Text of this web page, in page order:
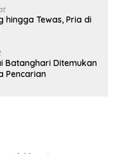
hingga Tewas, Pria di
Batanghari Ditemukan
Pencarian